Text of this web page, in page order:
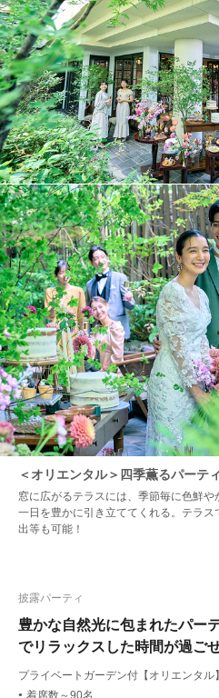
＜オリエンタル＞四季薫るパーテ
窓に広がるテラスには、季節毎に色鮮
一日を豊かに引き立ててくれる。テラ
出等も可能！
豊かな自然光に包まれたパー
でリラックスした時間が過ご
披露パーティ
プライベートガーデン付【オリエンタル】
● 着席数～90名